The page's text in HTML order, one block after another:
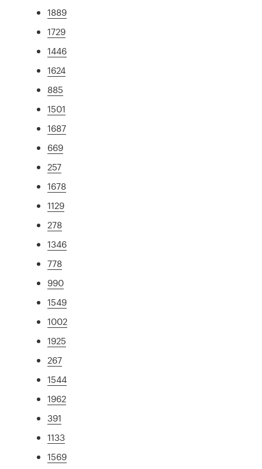
1889
1729
1446
1624
885
1501
1687
669
257
1678
1129
278
1346
778
990
1549
1002
1925
267
1544
1962
391
1133
1569